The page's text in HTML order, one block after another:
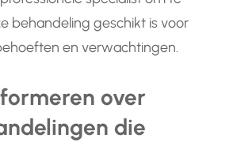
behandeling geschikt is voor
en verwachtingen.
over
die